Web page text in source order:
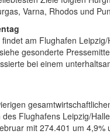
Varna, Rhodos und
am Flughafen
gesonderte
bei einem
Flughafens Leipzig/
mit 274.401 um